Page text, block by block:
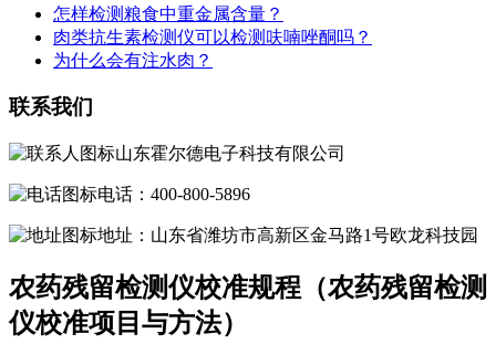
怎样检测粮食中重金属含量？
肉类抗生素检测仪可以检测呋喃唑酮吗？
为什么会有注水肉？
联系我们
山东霍尔德电子科技有限公司
电话：400-800-5896
地址：山东省潍坊市高新区金马路1号欧龙科技园
农药残留检测仪校准规程（农药残留检测
仪校准项目与方法）